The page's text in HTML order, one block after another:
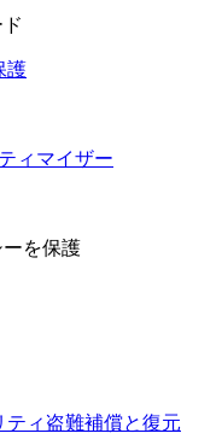
護
ィマイザー
を保護
ティ盗難補償と復元